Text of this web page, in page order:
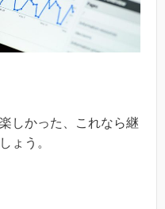
しかった、これなら継
ょう。